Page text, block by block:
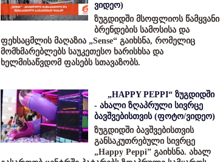
ვიდეო)
ზუგდიდში მსოფლიოს წამყვანი
ბრენდების სამოსისა და
ფეხსაცმლის მაღაზია „Sense“ გაიხსნა, რომელიც
მომხმარებლებს საუკეთესო ხარისხსა და
ხელმისაწვდომ ფასებს სთავაზობს.
„HAPPY PEPPI“ ზუგდიდში
- ახალი ზღაპრული სივრცე
ბავშვებისთვის (ფოტო/ვიდეო)
ზუგდიდში ბავშვებისთვის
განსაკუთრებული სივრცე
„Happy Peppi” გაიხსნა. ახალ